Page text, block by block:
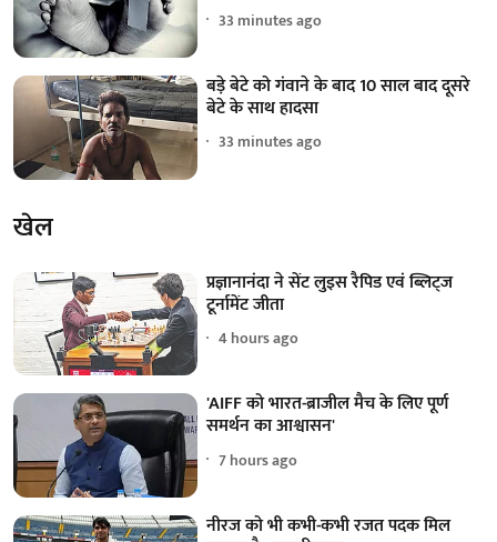
33 minutes ago
बड़े बेटे को गंवाने के बाद 10 साल बाद दूसरे
बेटे के साथ हादसा
33 minutes ago
खेल
प्रज्ञानानंदा ने सेंट लुइस रैपिड एवं ब्लिट्ज
टूर्नामेंट जीता
4 hours ago
'AIFF को भारत-ब्राजील मैच के लिए पूर्ण
समर्थन का आश्वासन'
7 hours ago
नीरज को भी कभी-कभी रजत पदक मिल